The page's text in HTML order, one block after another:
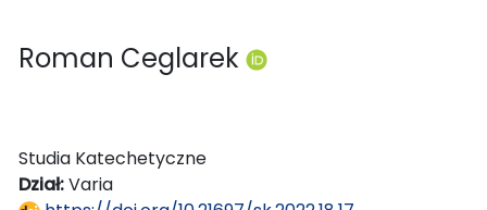
Roman Ceglarek
Studia Katechetyczne
Dział:Varia